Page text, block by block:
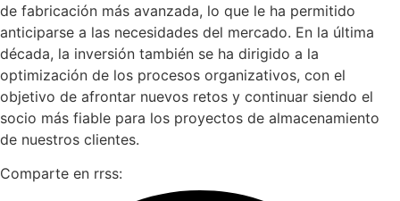
de fabricación más avanzada, lo que le ha permitido
anticiparse a las necesidades del mercado. En la última
década, la inversión también se ha dirigido a la
optimización de los procesos organizativos, con el
objetivo de afrontar nuevos retos y continuar siendo el
socio más fiable para los proyectos de almacenamiento
de nuestros clientes.
Comparte en rrss: